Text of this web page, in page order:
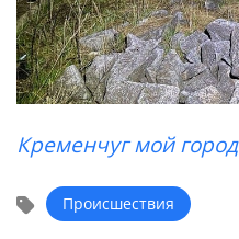
Кременчуг мой город
Происшествия